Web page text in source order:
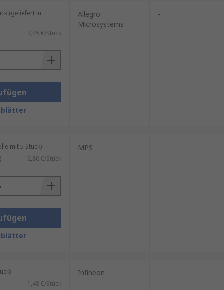
(geliefert in
7,45 €/Stück
Allegro
Microsystems
-
mit 5 Stück)
2,80 €/Stück
MPS -
1,48 €/Stück
Infineon -